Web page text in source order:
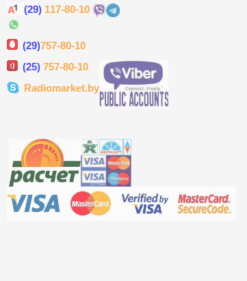
(29) 117-80-10
(29)757-80-10
(25) 757-80-10
Radiomarket.by